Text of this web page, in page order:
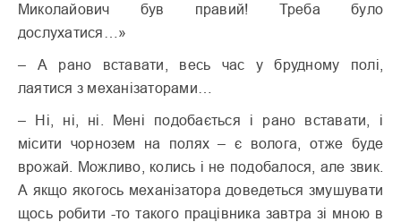
Миколайович був правий! Треба було
дослухатися…»
– А рано вставати, весь час у брудному полі,
лаятися з механізаторами…
– Ні, ні, ні. Мені подобається і рано вставати, і
місити чорнозем на полях – є волога, отже буде
врожай. Можливо, колись і не подобалося, але звик.
А якщо якогось механізатора доведеться змушувати
щось робити -то такого працівника завтра зі мною в